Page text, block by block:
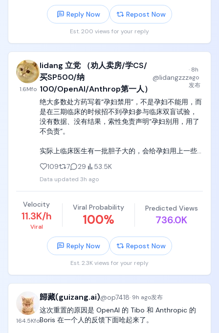
300亿美元，是名副其实的现金牛。星舰这边成功部
署了V3卫星，单次发射能增加60太比特/秒的网络带
宽，是V2版本的20倍以上，直接为未来的卫星直连手
机和车载特斯拉网络打下基础。
Airtable估值缩水90%，被意大利公司低价收购
Airtable巅峰估值曾高达117亿美元，这次以约22.5亿美
元(扣除现金后净收购价约12.8亿)被意大利软件收购巨
头Bending Spoons买走，此前公司已经把AI Agent业
务(HyperAgent)独立拆分出去了。
嘉宾们拆解了这个失败案例的两个核心败因：
一是销售模式错配，公司本来是靠产品驱动增长、年
增速20%，但因为董事会顶着110亿高估值的压力强行
要求加装传统销售团队，结果只有30%的销售人员完
二是被生成式AI直接颠覆了商业模式，像Claude
Artifacts/Code这类工具出现之后，用户根本不需要
再学Airtable、Retool这类无代码工具的特殊语法了，
AI直接把开发和维护这类产品的门槛打到了接近零。买
家Bending Spoons的逻辑也很直白，他们擅长"马斯
克式"的极速裁员(削减80%以上成本)，配合AI来运维
代码，把一个原本亏损的业务改造成每年能产生3到4
亿美元EBITDA的现金流机器。
美国数据公司被曝在给中国AI实验室"输血"
《福布斯》调查揭露，Scale AI、Surge AI这些美国顶
级数据标注和RLHF专家公司，正在把由美国博士等顶
尖人才整理的高质量训练数据集，同步卖给腾讯、字
忧，认为中国AI模型(比如通义千问、Kimi、GLM)最近
表现这么好，很大程度上就是靠拿到了美国顶尖专家
整理的数据集和蒸馏技术，这削弱了美国AI的领先优
先简单解释一下，博主为什么能够接到商业订单。
中介再去寻找合适的博主，博主根据要求产出内容，
发布到平台，最后完成结算。
我目前大部分的收入，都来自小红书。
如果想在小红书接商单，第一步就是开通「蒲公
英」。
后，就可以申请开通蒲公英，向平台和品牌方表示自
己愿意接受商业合作。
开通之后，你的账号会进入可以合作的状态，接下来
就可能会有中介来找你询单。
确认合作之前的准备
是一次询单，可以直接添加联系方式。
为什么大部分时候，联系你的都是中介，而不是品牌
因为品牌方很少直接联系普通博主。
除非你是头部博主，或者你的账号有非常独特的优
势，品牌方觉得你特别适合这个项目，才有可能直接
Reply Now Repost Now
Est. 200 views for your reply
1.6Mfo
lidang 立党 （劝人卖房/学CS/
买SP500/纳
100/OpenAI/Anthrop第一人）
@lidangzzz
· 8h
ago
发布
绝大多数处方药写着“孕妇禁用”，不是孕妇不能用，而
是在三期临床的时候招不到孕妇参与临床双盲试验，
没有数据、没有结果，索性免责声明“孕妇别用，用了
不负责”。
实际上临床医生有一批胆子大的，会给孕妇用上一些
但绝大多数医生会告诉你，先把所有病治好，然后再
备孕， 否则怀孕期间出现任何病，所有人都不敢给你
用药，你要自己承担一切后果。
109 7 29 53.5K
Data updated 3h ago
Velocity
11.3K/h
Viral
Viral Probability
100%
Predicted Views
736.0K
Reply Now Repost Now
Est. 2.3K views for your reply
164.5Kfo
歸藏(guizang.ai)@op7418· 9h ago发布
这次重置的原因是 OpenAI 的 Tibo 和 Anthropic 的
Boris 在一个人的反馈下面呛起来了。